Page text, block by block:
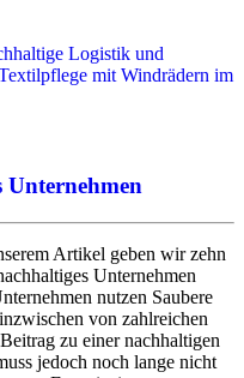
Unternehmen
Artikel geben wir zehn
Unternehmen
nutzen Saubere
von zahlreichen
zu einer nachhaltigen
jedoch noch lange nicht